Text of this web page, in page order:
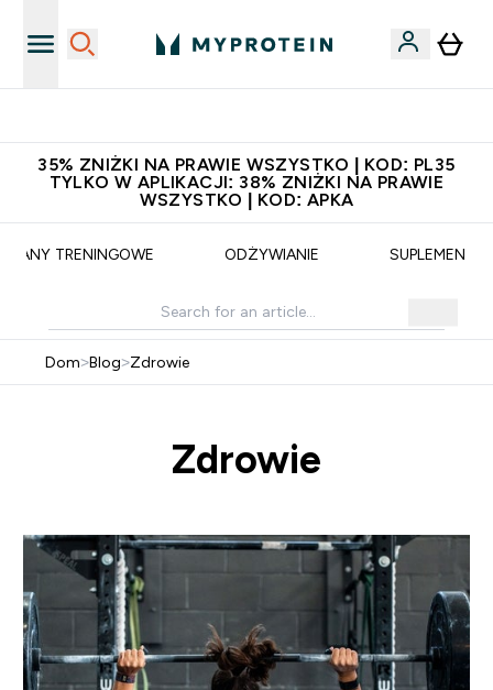
35% ZNIŻKI NA PRAWIE WSZYSTKO | KOD: PL35
TYLKO W APLIKACJI: 38% ZNIŻKI NA PRAWIE
WSZYSTKO | KOD: APKA
PLANY TRENINGOWE ODŻYWIANIE SUPLEMENTY
Dom>Blog>Zdrowie
Zdrowie